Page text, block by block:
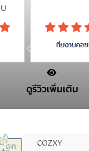
ทีมงานคอซซี่ -
ดูรีวิวเพิ่มเติม
COZXY